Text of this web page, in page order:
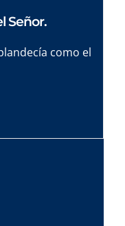
Señor.
como el